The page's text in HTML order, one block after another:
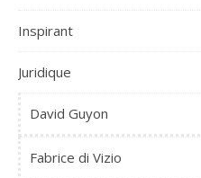
Inspirant
Juridique
David Guyon
Fabrice di Vizio